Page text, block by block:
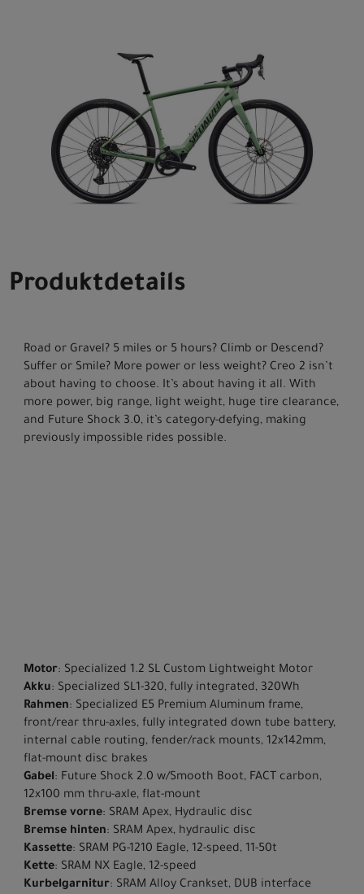
Produktdetails
Road or Gravel? 5 miles or 5 hours? Climb or Descend?
Suffer or Smile? More power or less weight? Creo 2 isn’t
about having to choose. It’s about having it all. With
more power, big range, light weight, huge tire clearance,
and Future Shock 3.0, it’s category-defying, making
previously impossible rides possible.
Motor: Specialized 1.2 SL Custom Lightweight Motor
Akku: Specialized SL1-320, fully integrated, 320Wh
Rahmen: Specialized E5 Premium Aluminum frame,
front/rear thru-axles, fully integrated down tube battery,
internal cable routing, fender/rack mounts, 12x142mm,
flat-mount disc brakes
Gabel: Future Shock 2.0 w/Smooth Boot, FACT carbon,
12x100 mm thru-axle, flat-mount
Bremse vorne: SRAM Apex, Hydraulic disc
Bremse hinten: SRAM Apex, hydraulic disc
Kassette: SRAM PG-1210 Eagle, 12-speed, 11-50t
Kette: SRAM NX Eagle, 12-speed
Kurbelgarnitur: SRAM Alloy Crankset, DUB interface